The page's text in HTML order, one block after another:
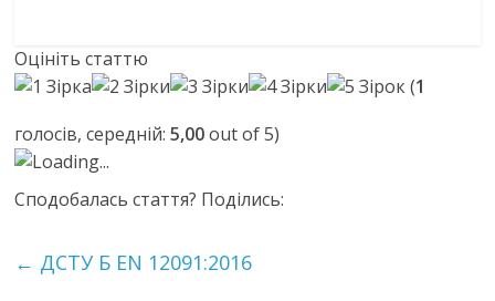
Оцініть статтю
(1
голосів, середній:5,00out of 5)
Loading...
Сподобалась стаття? Поділись:
← ДСТУ Б EN 12091:2016